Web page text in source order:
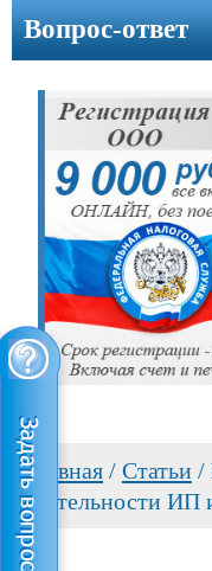
Вопрос-ответ
Главная / Cтатьи /
деятельности